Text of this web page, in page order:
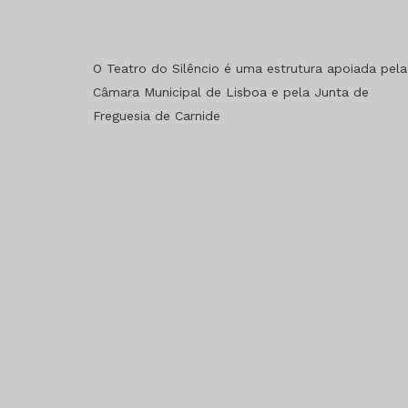
O Teatro do Silêncio é uma estrutura apoiada pela
Câmara Municipal de Lisboa e pela Junta de
Freguesia de Carnide